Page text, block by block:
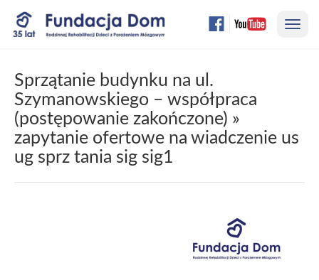
Przejdź
do
Sprzątanie budynku na ul.
Szymanowskiego – współpraca
(postępowanie zakończone) »
zapytanie ofertowe na wiadczenie us
ug sprz tania sig sig1